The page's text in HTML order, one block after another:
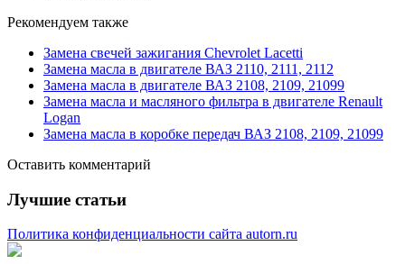
Рекомендуем также
Замена свечей зажигания Chevrolet Lacetti
Замена масла в двигателе ВАЗ 2110, 2111, 2112
Замена масла в двигателе ВАЗ 2108, 2109, 21099
Замена масла и масляного фильтра в двигателе Renault
Logan
Замена масла в коробке передач ВАЗ 2108, 2109, 21099
Оставить комментарий
Лучшие статьи
Политика конфиденциальности сайта autorn.ru